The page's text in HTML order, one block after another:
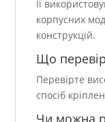
Її
корпусних
конструкцій.
Що
Перевірте
спосіб
Чи можна